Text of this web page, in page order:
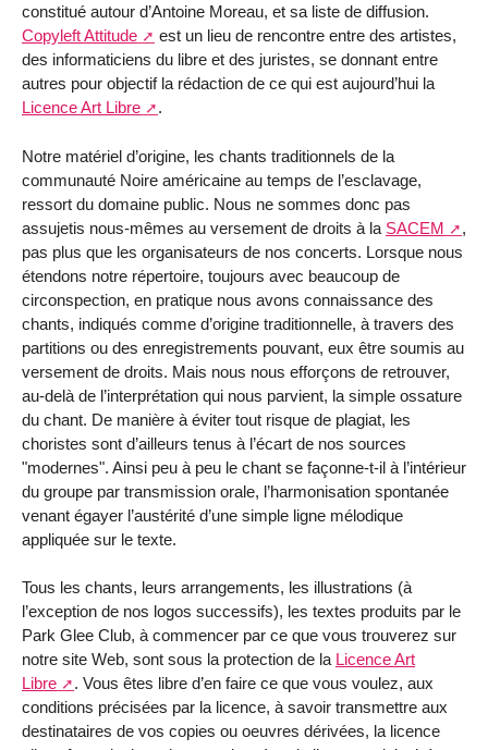
constitué autour d’Antoine Moreau, et sa liste de diffusion.
Copyleft Attitude
est un lieu de rencontre entre des artistes,
des informaticiens du libre et des juristes, se donnant entre
autres pour objectif la rédaction de ce qui est aujourd’hui la
Licence Art Libre
.
Notre matériel d’origine, les chants traditionnels de la
communauté Noire américaine au temps de l’esclavage,
ressort du domaine public. Nous ne sommes donc pas
assujetis nous-mêmes au versement de droits à la SACEM
,
pas plus que les organisateurs de nos concerts. Lorsque nous
étendons notre répertoire, toujours avec beaucoup de
circonspection, en pratique nous avons connaissance des
chants, indiqués comme d’origine traditionnelle, à travers des
partitions ou des enregistrements pouvant, eux être soumis au
versement de droits. Mais nous nous efforçons de retrouver,
au-delà de l’interprétation qui nous parvient, la simple ossature
du chant. De manière à éviter tout risque de plagiat, les
choristes sont d’ailleurs tenus à l’écart de nos sources
"modernes". Ainsi peu à peu le chant se façonne-t-il à l’intérieur
du groupe par transmission orale, l’harmonisation spontanée
venant égayer l’austérité d’une simple ligne mélodique
appliquée sur le texte.
Tous les chants, leurs arrangements, les illustrations (à
l’exception de nos logos successifs), les textes produits par le
Park Glee Club, à commencer par ce que vous trouverez sur
notre site Web, sont sous la protection de la Licence Art
Libre
. Vous êtes libre d’en faire ce que vous voulez, aux
conditions précisées par la licence, à savoir transmettre aux
destinataires de vos copies ou oeuvres dérivées, la licence